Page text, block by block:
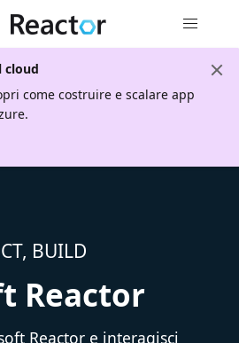
cloud
come costruire e scalare app
BUILD
Reactor
Reactor e interagisci